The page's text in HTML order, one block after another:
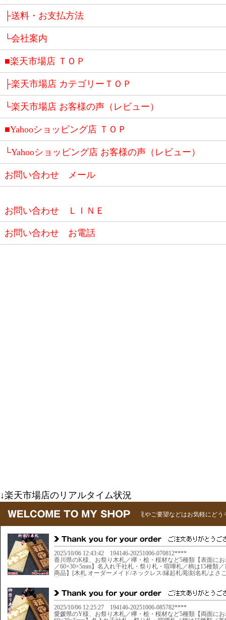
├送料・お支払方法
└会社案内
■楽天市場店 ＴＯＰ
├楽天市場店 カテゴリーＴＯＰ
└楽天市場店 お客様の声（レビュー）
■Yahooショッピング店 ＴＯＰ
└Yahooショッピング店 お客様の声（レビュー）
お問い合わせ メール
お問い合わせ ＬＩＮＥ
お問い合わせ お電話
↓楽天市場店のリアルタイム状況